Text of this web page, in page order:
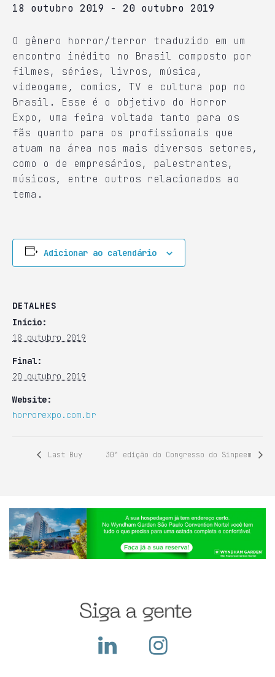
18 outubro 2019 - 20 outubro 2019
O gênero horror/terror traduzido em um
encontro inédito no Brasil composto por
filmes, séries, livros, música,
videogame, comics, TV e cultura pop no
Brasil. Esse é o objetivo do Horror
Expo, uma feira voltada tanto para os
fãs quanto para os profissionais que
atuam na área nos mais diversos setores,
como o de empresários, palestrantes,
músicos, entre outros relacionados ao
tema.
Adicionar ao calendário
DETALHES
Início:
18 outubro 2019
Final:
20 outubro 2019
Website:
horrorexpo.com.br
Last Buy 30ª edição do Congresso do Sinpeem